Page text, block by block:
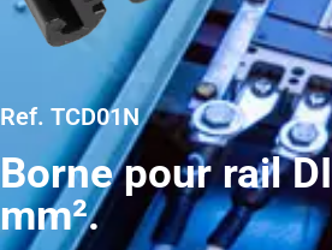
Ref. TCD01N
Borne pour rail
mm².